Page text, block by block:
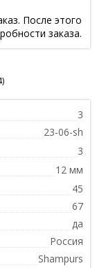
После этого
заказа.
3
23-06-sh
3
12 мм
45
67
да
Россия
Shampurs